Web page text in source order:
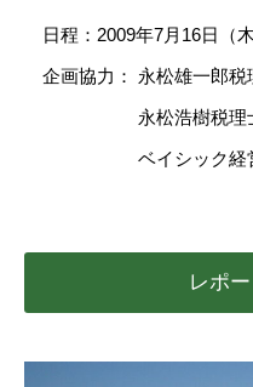
日程：2009年7月16日（木
企画協力： 永松雄一郎税
永松浩樹税理士
ベイシック経営
レポ